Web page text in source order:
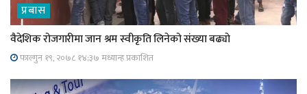
प्रबास
वैदेशिक रोजगारीमा जान श्रम स्वीकृति लिनेको संख्या बढ्याे
फाल्गुन १९, २०७८ १४;३७ मध्यान्ह प्रकाशित